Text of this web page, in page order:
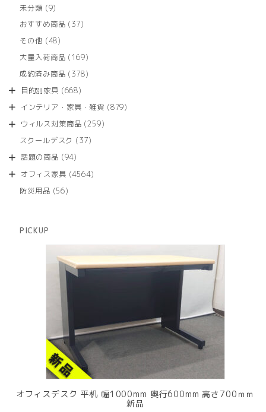
商
未分類 99
の
商
おすすめ商品 3737
商
その他 4848
の
商
大量入荷商品 169169
の
成約済み商品 378378
商
目的別家具 668668
の
商
インテリア・家具・雑貨 879879
ウィルス対策商品 259259
スクールデスク 3737
商
話題の商品 9494
の
オフィス家具 45644564
防災用品 5656
PICKUP
オフィスデスク 平机 幅1000mm 奥行600mm 高さ700ｍｍ
新品